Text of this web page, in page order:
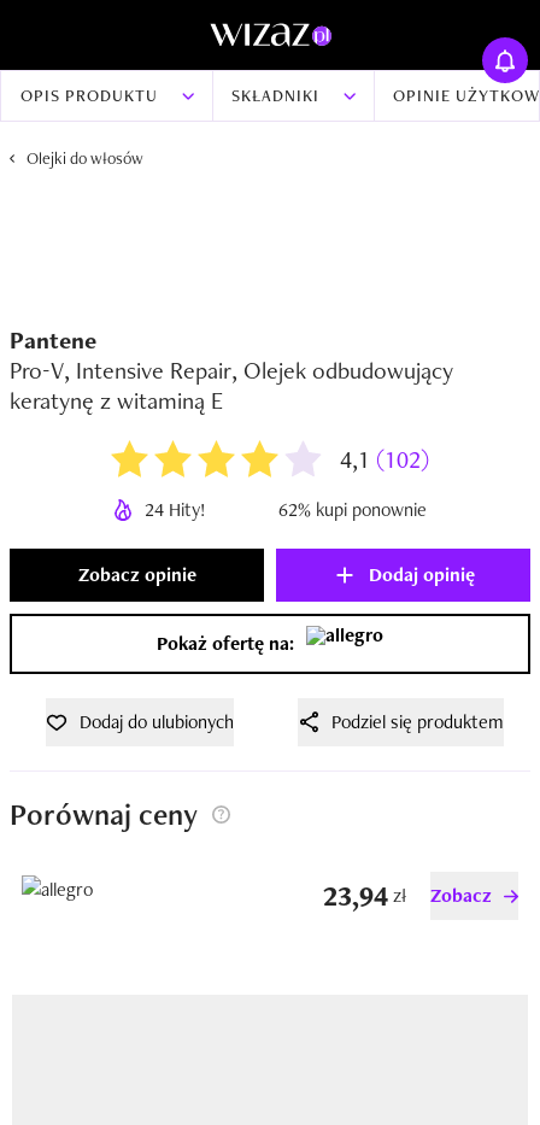
OPIS PRODUKTU SKŁADNIKI OPINIE
Olejki do włosów
Pantene
Pro-V, Intensive Repair, Olejek odbudowujący
keratynę z witaminą E
4,1 (102)
24 Hity! 62% kupi ponownie
Zobacz opinie Dodaj opinię
Pokaż ofertę na:
Dodaj do ulubionych Podziel się produktem
Porównaj ceny
23,94zł Zobacz